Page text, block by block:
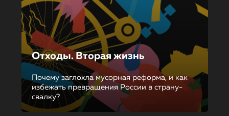
Отходы. Вторая жизнь
Почему заглохла мусорная реформа, и как
избежать превращения России в страну-
свалку?